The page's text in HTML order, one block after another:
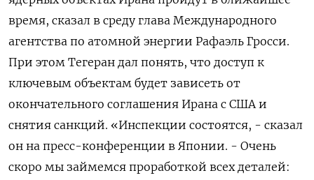
время, сказал в среду глава Международного
агентства по атомной ‌энергии Рафаэль Гросси.
При этом Тегеран дал понять, что доступ к
ключевым объектам будет зависеть от
окончательного соглашения Ирана с США ​и
снятия санкций. «Инспекции состоятся, - ​сказал
он ​на пресс-конференции ⁠в Японии. - Очень
скоро мы займемся ‌проработкой всех деталей: